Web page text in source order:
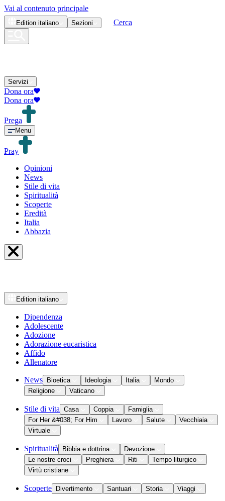
Vai al contenuto principale
Edition italiano Sezioni Cerca
Servizi
Dona ora
Dona ora
Prega
Menu
Pray
Opinioni
News
Stile di vita
Spiritualità
Scoperte
Eredità
Italia
Abbazia
Edition italiano
Dipendenza
Adolescente
Adozione
Adorazione eucaristica
Affido
Allenatore
News Bioetica Ideologia Italia
Mondo
Religione
Vaticano
Stile di vita Casa Coppia
Famiglia
For Her &#038; For Him
Lavoro Salute
Vecchiaia
Virtuale
Spiritualità Bibbia e dottrina
Devozione
Le nostre croci
Preghiera Riti
Tempo liturgico
Virtù cristiane
Scoperte Divertimento Santuari Storia Viaggi